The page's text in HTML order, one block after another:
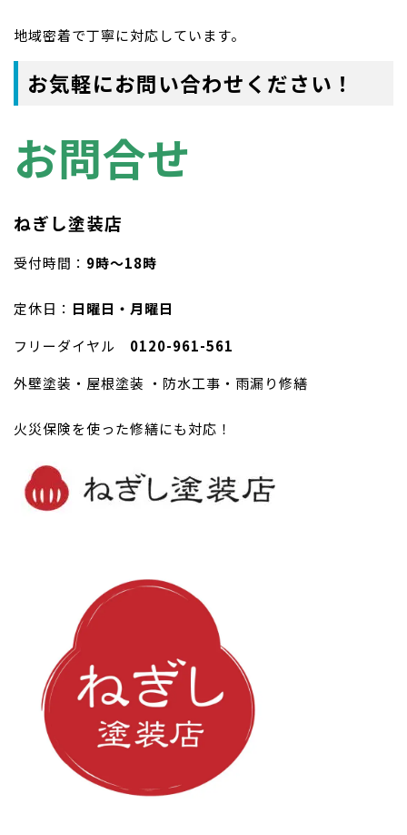
地域密着で丁寧に対応しています。
お気軽にお問い合わせください！
お問合せ
ねぎし塗装店
受付時間： 9時〜18時
定休日： 日曜日・月曜日
フリーダイヤル 0120-961-561
外壁塗装・屋根塗装 ・防水工事・雨漏り修繕
火災保険を使った修繕にも対応！